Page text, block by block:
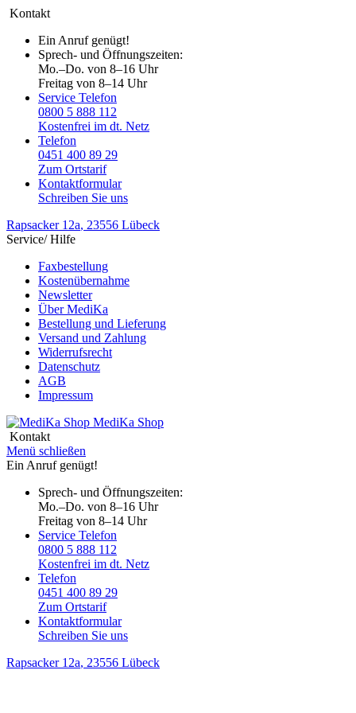
Kontakt
Ein Anruf genügt!
Sprech- und Öffnungszeiten:
Mo.–Do. von 8–16 Uhr
Freitag von 8–14 Uhr
Service Telefon
0800 5 888 112
Kostenfrei im dt. Netz
Telefon
0451 400 89 29
Zum Ortstarif
Kontaktformular
Schreiben Sie uns
Rapsacker 12a, 23556 Lübeck
Service/ Hilfe
Faxbestellung
Kostenübernahme
Newsletter
Über MediKa
Bestellung und Lieferung
Versand und Zahlung
Widerrufsrecht
Datenschutz
AGB
Impressum
MediKa Shop
Kontakt
Menü schließen
Ein Anruf genügt!
Sprech- und Öffnungszeiten:
Mo.–Do. von 8–16 Uhr
Freitag von 8–14 Uhr
Service Telefon
0800 5 888 112
Kostenfrei im dt. Netz
Telefon
0451 400 89 29
Zum Ortstarif
Kontaktformular
Schreiben Sie uns
Rapsacker 12a, 23556 Lübeck